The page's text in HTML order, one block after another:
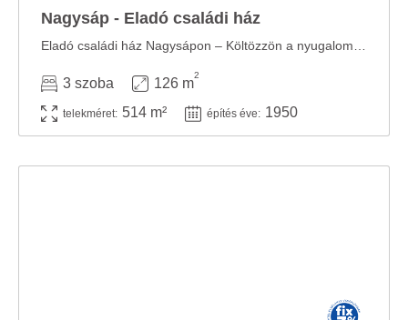
Nagysáp - Eladó családi ház
3 szoba 126 m
2
telekméret: 514 m² építés éve: 1950